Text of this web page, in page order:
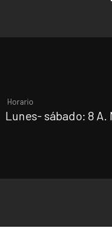
Horario
Lunes- sábado: 8 A.